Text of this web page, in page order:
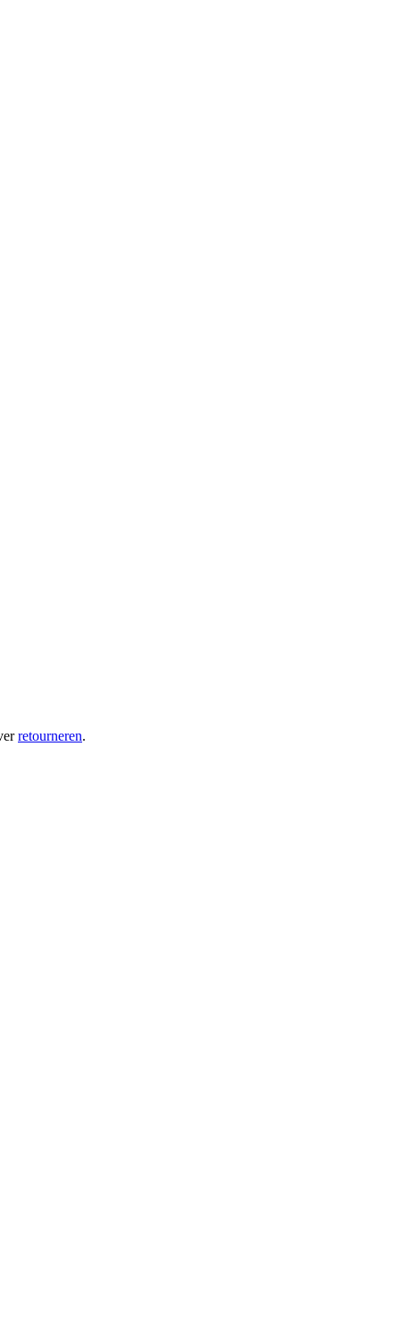
retourneren.